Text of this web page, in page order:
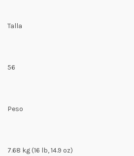
Talla
56
Peso
7.68 kg (16 lb, 14.9 oz)